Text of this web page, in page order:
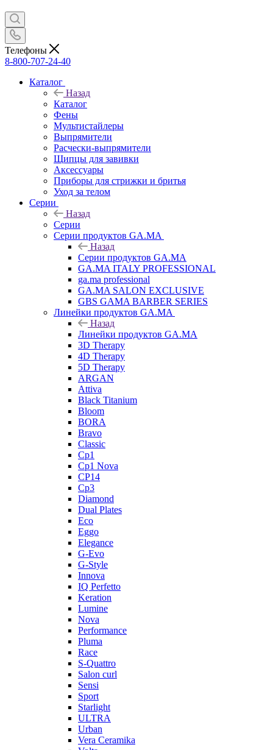
Телефоны
8-800-707-24-40
Каталог
Назад
Каталог
Фены
Мультистайлеры
Выпрямители
Расчески-выпрямители
Щипцы для завивки
Аксессуары
Приборы для стрижки и бритья
Уход за телом
Серии
Назад
Серии
Серии продуктов GA.MA
Назад
Серии продуктов GA.MA
GA.MA ITALY PROFESSIONAL
ga.ma professional
GA.MA SALON EXCLUSIVE
GBS GAMA BARBER SERIES
Линейки продуктов GA.MA
Назад
Линейки продуктов GA.MA
3D Therapy
4D Therapy
5D Therapy
ARGAN
Attiva
Black Titanium
Bloom
BORA
Bravo
Classic
Cp1
Cp1 Nova
CP14
Cp3
Diamond
Dual Plates
Eco
Eggo
Elegance
G-Evo
G-Style
Innova
IQ Perfetto
Keration
Lumine
Nova
Performance
Pluma
Race
S-Quattro
Salon curl
Sensi
Sport
Starlight
ULTRA
Urban
Vera Ceramika